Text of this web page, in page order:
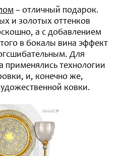
– отличный подарок.
и золотых оттенков
а с добавлением
в бокалы вина эффект
Для
применялись технологии
и, конечно же,
ковки.